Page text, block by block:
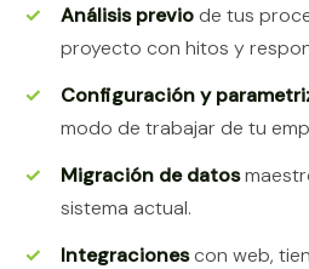
Análisis previo de tus
proyecto con hitos y
Configuración y
modo de trabajar de tu
Migración de datos
sistema actual.
Integracionescon web,